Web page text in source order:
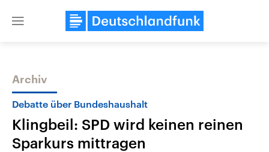
Close
Themen
Archiv
Debatte über Bundeshaushalt
Klingbeil: SPD wird keinen reinen
Sparkurs mittragen